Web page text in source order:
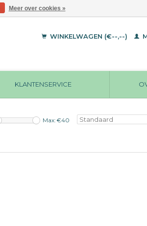
WINKELWAGEN (€--,--)
KLANTENSERVICE
Max: €40
Meer over cookies »